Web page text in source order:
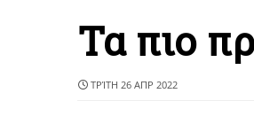
Τα πιο
ΤΡΊΤΗ 26 ΑΠΡ 2022